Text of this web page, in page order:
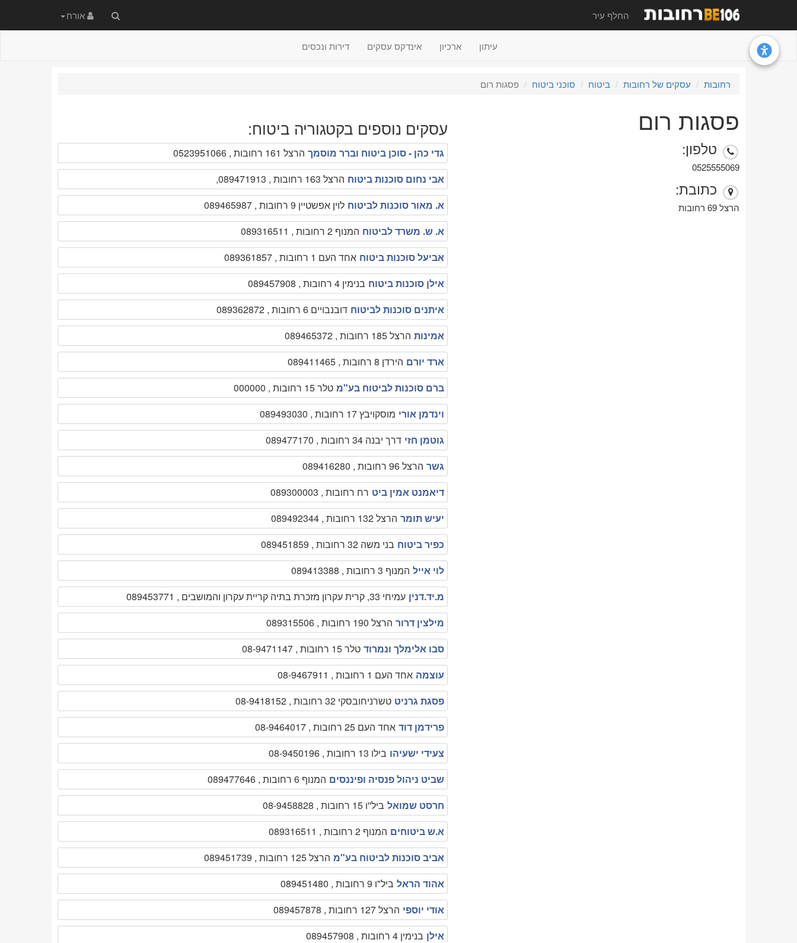
החלף עיר
חיפוש
באתר
אורח
עיתון ארכיון אינדקס עסקים דירות ונכסים
רחובות עסקים של רחובות ביטוח סוכני ביטוח פסגות רום
פסגות רום
טלפון:
0525555069
כתובת:
הרצל 69 רחובות
עסקים נוספים בקטגוריה ביטוח:
גדי כהן - סוכן ביטוח וברר מוסמך הרצל 161 רחובות , 0523951066
אבי נחום סוכנות ביטוח הרצל 163 רחובות , 089471913,
א. מאור סוכנות לביטוח לוין אפשטיין 9 רחובות , 089465987
א. ש. משרד לביטוח המנוף 2 רחובות , 089316511
אביעל סוכנות ביטוח אחד העם 1 רחובות , 089361857
אילן סוכנות ביטוח בנימין 4 רחובות , 089457908
איתנים סוכנות לביטוח דובנבויים 6 רחובות , 089362872
אמינות הרצל 185 רחובות , 089465372
ארד יורם הירדן 8 רחובות , 089411465
ברם סוכנות לביטוח בע"מ טלר 15 רחובות , 000000
וינדמן אורי מוסקויבץ 17 רחובות , 089493030
גוטמן חזי דרך יבנה 34 רחובות , 089477170
גשר הרצל 96 רחובות , 089416280
דיאמנט אמין ביט רח רחובות , 089300003
יעיש תומר הרצל 132 רחובות , 089492344
כפיר ביטוח בני משה 32 רחובות , 089451859
לוי אייל המנוף 3 רחובות , 089413388
מ.יד.דנין עמיחי 33, קרית עקרון מזכרת בתיה קריית עקרון והמושבים , 089453771
מילצין דרור הרצל 190 רחובות , 089315506
סבו אלימלך ונמרוד טלר 15 רחובות , 08-9471147
עוצמה אחד העם 1 רחובות , 08-9467911
פסגת גרניט טשרניחובסקי 32 רחובות , 08-9418152
פרידמן דוד אחד העם 25 רחובות , 08-9464017
צעידי ישעיהו בילו 13 רחובות , 08-9450196
שביט ניהול פנסיה ופיננסים המנוף 6 רחובות , 089477646
חרסט שמואל ביל''ו 15 רחובות , 08-9458828
א.ש ביטוחים המנוף 2 רחובות , 089316511
אביב סוכנות לביטוח בע"מ הרצל 125 רחובות , 089451739
אהוד הראל ביל"ו 9 רחובות , 089451480
אודי יוספי הרצל 127 רחובות , 089457878
אילן בנימין 4 רחובות , 089457908